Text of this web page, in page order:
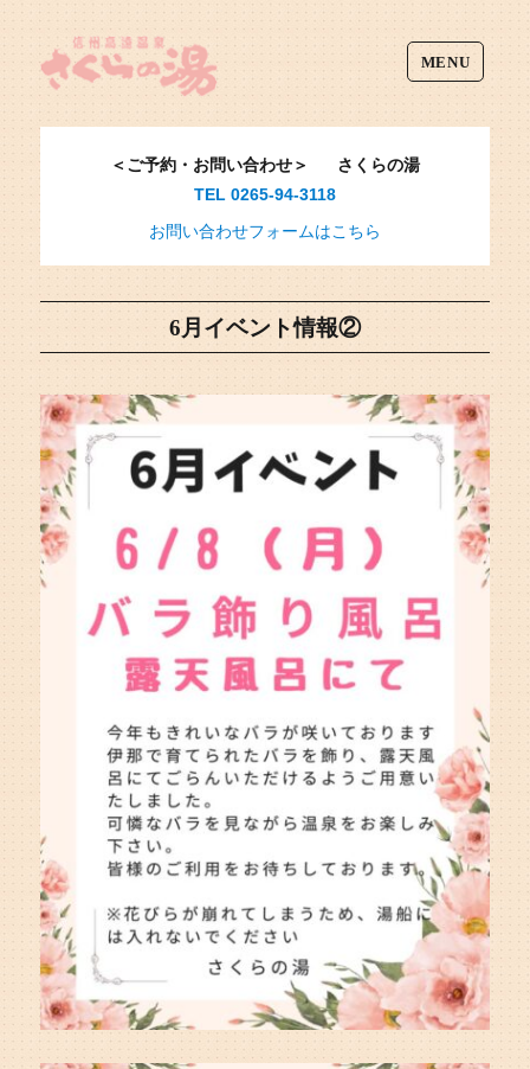
MENU
＜ご予約・お問い合わせ＞
さくらの湯
TEL 0265-94-3118
お問い合わせフォームはこちら
6月イベント情報②